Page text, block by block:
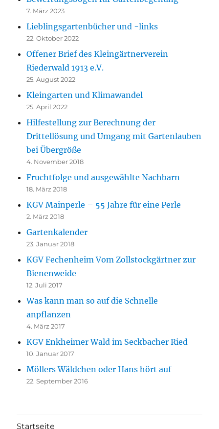
7. März 2023
Lieblingsgartenbücher und -links
22. Oktober 2022
Offener Brief des Kleingärtnerverein
Riederwald 1913 e.V.
25. August 2022
Kleingarten und Klimawandel
25. April 2022
Hilfestellung zur Berechnung der
Drittellösung und Umgang mit Gartenlauben
bei Übergröße
4. November 2018
Fruchtfolge und ausgewählte Nachbarn
18. März 2018
KGV Mainperle – 55 Jahre für eine Perle
2. März 2018
Gartenkalender
23. Januar 2018
KGV Fechenheim Vom Zollstockgärtner zur
Bienenweide
12. Juli 2017
Was kann man so auf die Schnelle
anpflanzen
4. März 2017
KGV Enkheimer Wald im Seckbacher Ried
10. Januar 2017
Möllers Wäldchen oder Hans hört auf
22. September 2016
Startseite